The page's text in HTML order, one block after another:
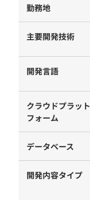
勤務地
主要開発技術
開発言語
クラウドプラット
フォーム
データベース
開発内容タイプ